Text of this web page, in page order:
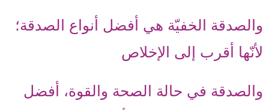
والصدقة الخفيّة هي أفضل أنواع الصدقة؛
لأنّها أقرب إلى الإخلاص
والصدقة في حالة الصحة والقوة، أفضل